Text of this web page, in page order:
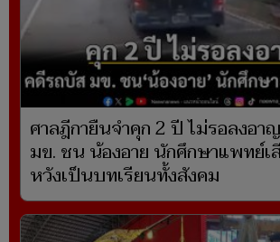
ศาลฎีกายืนจำคุก 2 ปี ไม่รอลงอา
มข. ชน น้องอาย นักศึกษาแพทย์เ
หวังเป็นบทเรียนทั้งสังคม